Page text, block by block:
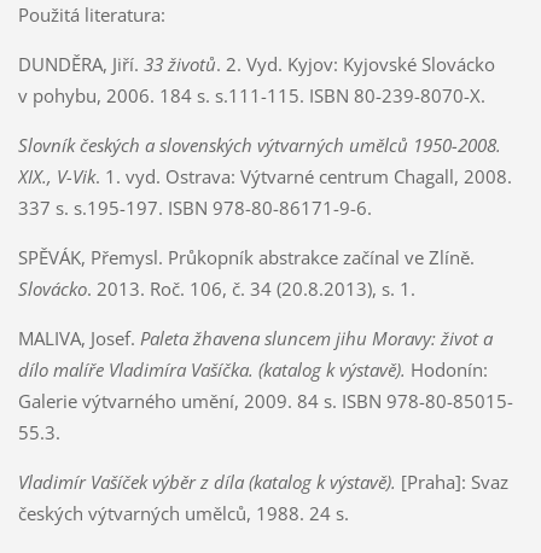
Použitá literatura:
DUNDĚRA, Jiří. 33 životů. 2. Vyd. Kyjov: Kyjovské Slovácko
v pohybu, 2006. 184 s. s.111-115. ISBN 80-239-8070-X.
Slovník českých a slovenských výtvarných umělců 1950-2008.
XIX., V-Vik. 1. vyd. Ostrava: Výtvarné centrum Chagall, 2008.
337 s. s.195-197. ISBN 978-80-86171-9-6.
SPĚVÁK, Přemysl. Průkopník abstrakce začínal ve Zlíně.
Slovácko. 2013. Roč. 106, č. 34 (20.8.2013), s. 1.
MALIVA, Josef. Paleta žhavena sluncem jihu Moravy: život a
dílo malíře Vladimíra Vašíčka. (katalog k výstavě). Hodonín:
Galerie výtvarného umění, 2009. 84 s. ISBN 978-80-85015-
55.3.
Vladimír Vašíček výběr z díla (katalog k výstavě). [Praha]: Svaz
českých výtvarných umělců, 1988. 24 s.